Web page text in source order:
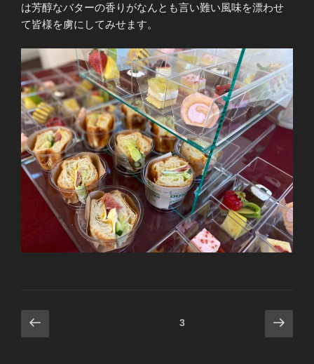
は芳醇なバターの香りがなんとも言い難い風味を漂わせ
て皆様を虜にしてみせます。
投
稿
前
の
固定ページ3
次
の